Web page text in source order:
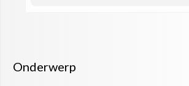
Onderwerp